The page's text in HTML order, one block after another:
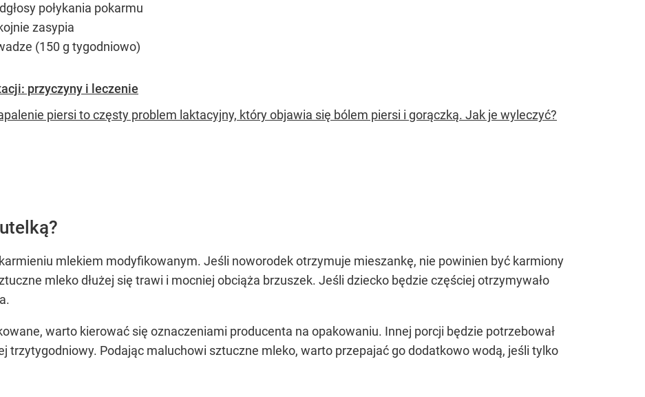
połykania pokarmu
zasypia
(150 g tygodniowo)
przyczyny i leczenie
piersi to częsty problem laktacyjny, który objawia się bólem piersi i gorączką. Jak je wyleczyć?
mlekiem modyfikowanym. Jeśli noworodek otrzymuje mieszankę, nie powinien być karmiony
mleko dłużej się trawi i mocniej obciąża brzuszek. Jeśli dziecko będzie częściej otrzymywało
warto kierować się oznaczeniami producenta na opakowaniu. Innej porcji będzie potrzebował
trzytygodniowy. Podając maluchowi sztuczne mleko, warto przepajać go dodatkowo wodą, jeśli tylko